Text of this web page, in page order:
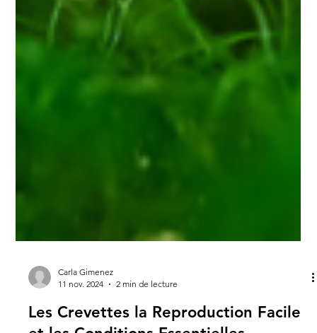
11 nov. 2024
2 min de lecture